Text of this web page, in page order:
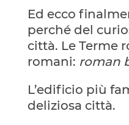
Ed ecco
perché del
città. Le Terme
romani: roman
L’edificio più
deliziosa città.